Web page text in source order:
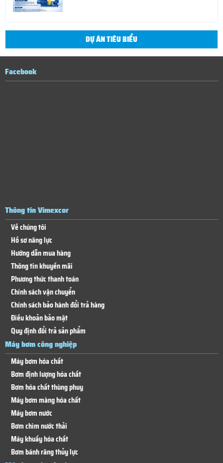
DỰ ÁN TIÊU BIỂU
Facebook
Thông tin Vimexcor
Về chúng tôi
Hồ sơ năng lực
Hướng dẫn mua hàng
Thông tin khuyến mãi
Phương thức thanh toán
Chính sách vận chuyển
Chính sách bảo hành đổi trả hàng
Điều khoản bảo mật
Quy định đổi trả sản phẩm
Máy bơm công nghiệp
Máy bơm hóa chất
Bơm định lượng hóa chất
Bơm hóa chất thùng phuy
Máy bơm màng hóa chất
Máy bơm nước
Bơm chìm nước thải
Máy khuấy hóa chất
Bơm bánh răng thủy lực